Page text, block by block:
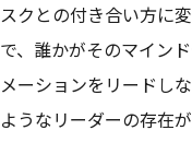
スクとの付き合い方に
で、誰かがそのマイン
メーションをリードし
ようなリーダーの存在